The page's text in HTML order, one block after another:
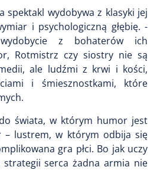
spektakl wydobywa z klasyki jej
i psychologiczną głębię. -
z bohaterów ich
Rotmistrz czy siostry nie są
ale ludźmi z krwi i kości,
i śmiesznostkami, które
świata, w którym humor jest
lustrem, w którym odbija się
gra płci. Bo jak uczy
strategii serca żadna armia nie